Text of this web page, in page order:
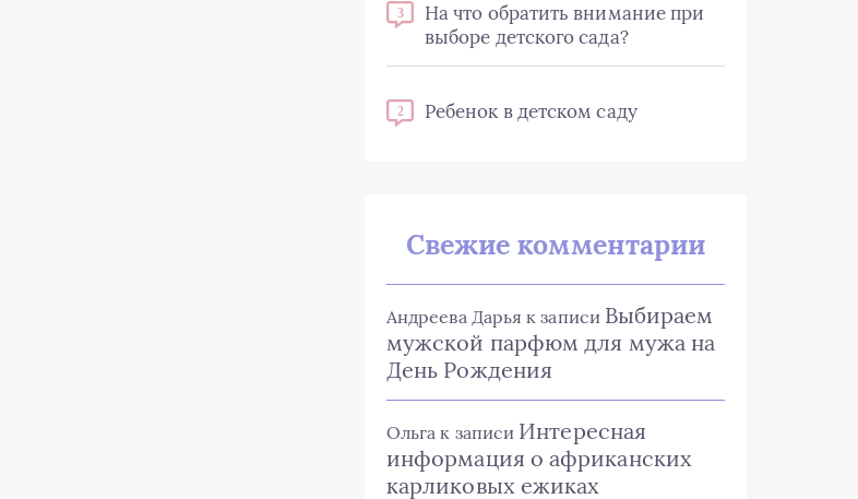
3
На что обратить внимание при
выборе детского сада?
2 Ребенок в детском саду
Свежие комментарии
Андреева Дарья к записи Выбираем
мужской парфюм для мужа на
День Рождения
Ольга к записи Интересная
информация о африканских
карликовых ежиках